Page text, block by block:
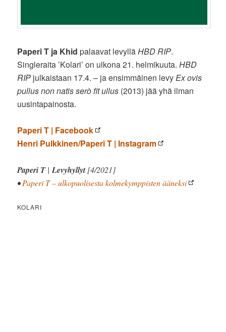
Paperi T ja Khid palaavat levylläHBD RIP.
Singleraita ’Kolari’ on ulkona 21. helmikuuta.HBD
RIP julkaistaan 17.4. – ja ensimmäinen levyEx ovis
pullus non natis serò fit ullus (2013) jää yhä ilman
uusintapainosta.
Paperi T | Facebook
Henri Pulkkinen/Paperi T | Instagram
Paperi T|Levyhyllyt[4/2021]
•Paperi T – ulkopuolisesta kolmekymppisten ääneksi
KOLARI